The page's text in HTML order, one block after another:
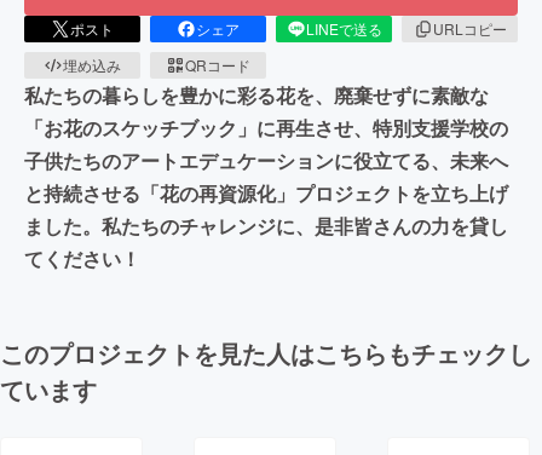
ポスト シェア LINEで送る
URLコピー
埋め込み
QRコード
私たちの暮らしを豊かに彩る花を、廃棄せずに素敵な
「お花のスケッチブック」に再生させ、特別支援学校の
子供たちのアートエデュケーションに役立てる、未来へ
と持続させる「花の再資源化」プロジェクトを立ち上げ
ました。私たちのチャレンジに、是非皆さんの力を貸し
てください！
このプロジェクトを見た人はこちらもチェックし
ています